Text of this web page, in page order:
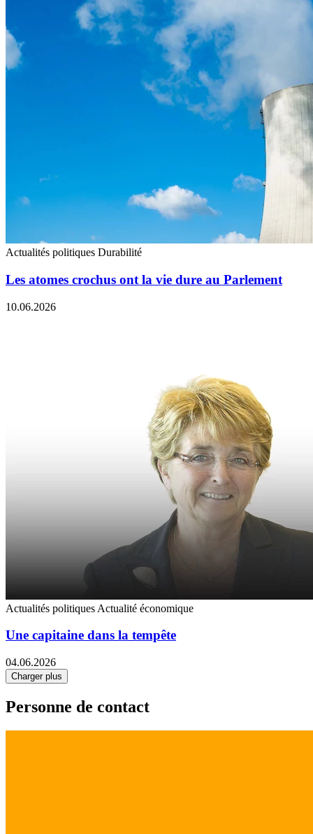
Actualités politiques Durabilité
Les atomes crochus ont la vie dure au Parlement
10.06.2026
Actualités politiques Actualité économique
Une capitaine dans la tempête
04.06.2026
Charger plus
Personne de contact